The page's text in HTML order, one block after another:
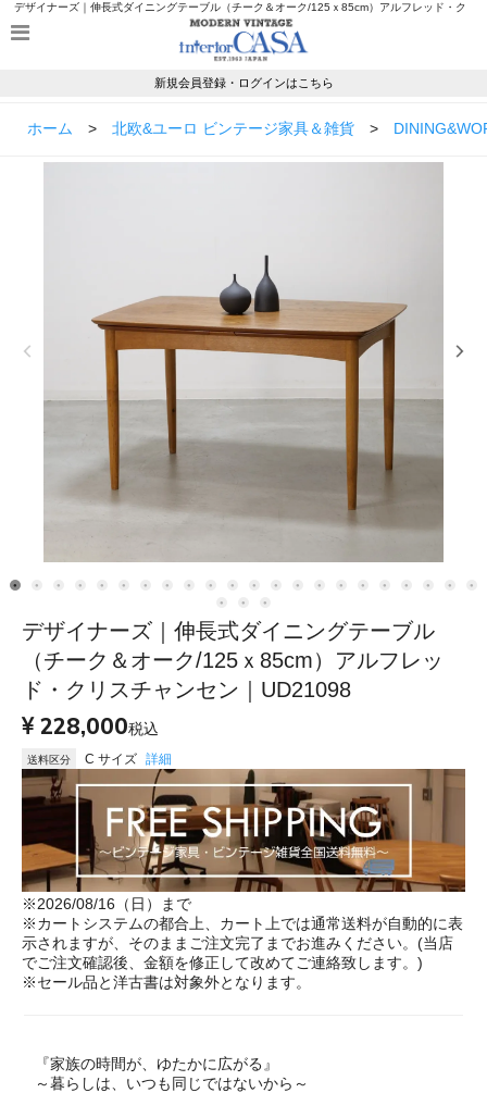
デザイナーズ｜伸長式ダイニングテーブル（チーク＆オーク/125ｘ85cm）アルフレッド・ク
リスチャンセン｜UD21098ならモダンヴィンテージのインテリアカーサ
新規会員登録・ログインはこちら
ホーム > 北欧&ユーロ ビンテージ家具＆雑貨 >
デザイナーズ｜伸長式ダイニングテーブル
（チーク＆オーク/125ｘ85cm）アルフレッ
ド・クリスチャンセン｜UD21098
228,000税込
送料区分 C サイズ 詳細
※2026/08/16（日）まで
※カートシステムの都合上、カート上では通常送料が自動的に表
示されますが、そのままご注文完了までお進みください。(当店
でご注文確認後、金額を修正して改めてご連絡致します。)
※セール品と洋古書は対象外となります。
『家族の時間が、ゆたかに広がる』
～暮らしは、いつも同じではないから～